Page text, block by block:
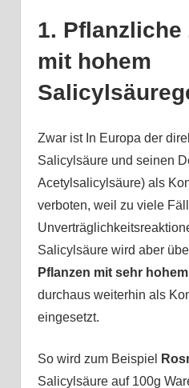
1.
mit hohem
Zwar ist In Europa der
Salicylsäure und seinen
Acetylsalicylsäure) als
verboten, weil zu viele
Salicylsäure wird aber
Pflanzen mit sehr
durchaus weiterhin als
eingesetzt.
So wird zum Beispiel
Salicylsäure auf 100g